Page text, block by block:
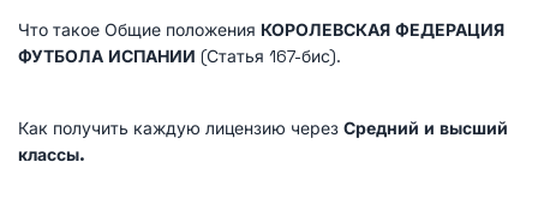
Что такое Общие положения КОРОЛЕВСКАЯ ФЕДЕРАЦИЯ
ФУТБОЛА ИСПАНИИ (Статья 167-бис).
Как получить каждую лицензию через Средний и высший
классы.